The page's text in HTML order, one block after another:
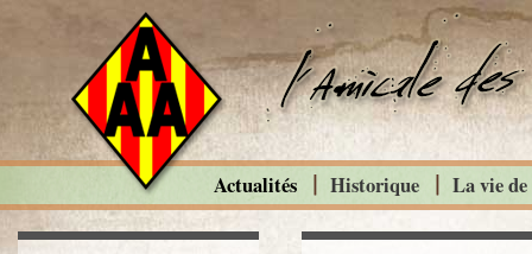
Actualités Historique La vie